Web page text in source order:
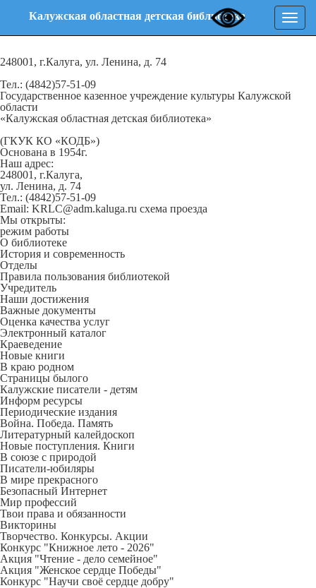
Калужская областная детская библиотека
248001, г.Калуга, ул. Ленина, д. 74
Тел.: (4842)57-51-09
Государственное казенное учреждение культуры Калужской
области
«Калужская областная детская библиотека»
(ГКУК КО «КОДБ»)
Основана в 1954г.
Наш адрес:
248001, г.Калуга,
ул. Ленина, д. 74
Тел.: (4842)57-51-09
Email: KRLC@adm.kaluga.ru схема проезда
Мы открыты:
режим работы
О библиотеке
История и современность
Отделы
Правила пользования библиотекой
Учредитель
Наши достижения
Важные документы
Оценка качества услуг
Электронный каталог
Краеведение
Новые книги
В краю родном
Страницы былого
Калужские писатели - детям
Информ ресурсы
Периодические издания
Война. Победа. Память
Литературный калейдоскоп
Новые поступления. Книги
В союзе с природой
Писатели-юбиляры
В мире прекрасного
Безопасный Интернет
Мир профессий
Твои права и обязанности
Викторины
Творчество. Конкурсы. Акции
Конкурс "Книжное лето - 2026"
Акция "Чтение - дело семейное"
Акция "Женское сердце Победы"
Конкурс "Научи своё сердце добру"